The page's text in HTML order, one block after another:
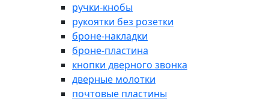
ручки-кнобы
рукоятки без розетки
броне-накладки
броне-пластина
кнопки дверного звонка
дверные молотки
почтовые пластины